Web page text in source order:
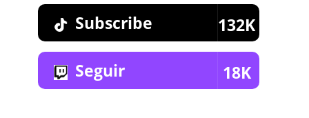
Subscribe 132K
Seguir 18K